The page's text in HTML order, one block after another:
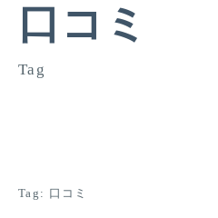
口コミ
Tag
Tag: 口コミ